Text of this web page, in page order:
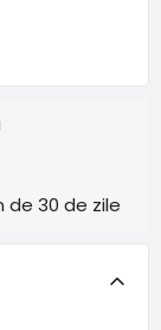
de 30 de zile